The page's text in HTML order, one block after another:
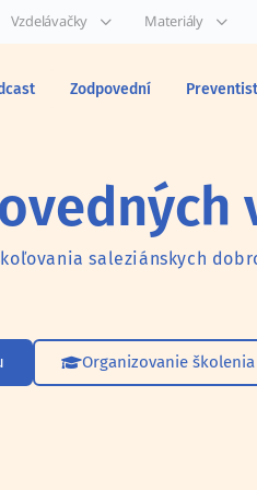
Vzdelávačky Materiály
Zodpovední
saleziánskych
Organizovanie